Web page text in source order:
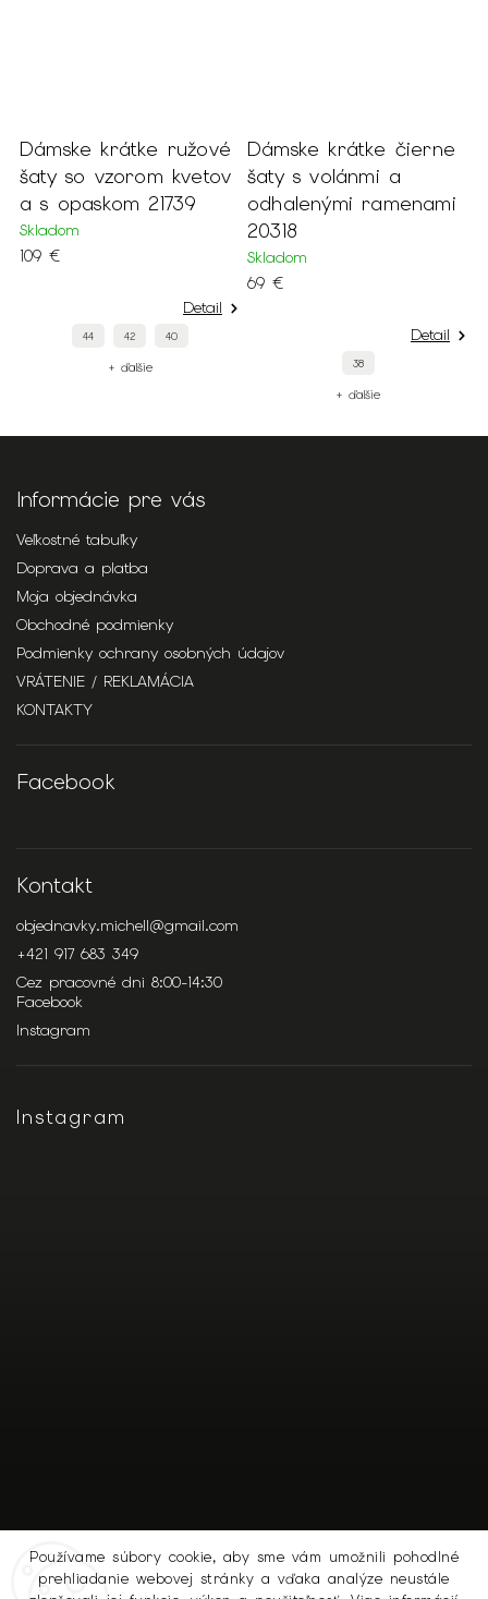
Používame súbory cookie, aby sme vám umožnili pohodlné
prehliadanie webovej stránky a vďaka analýze neustále
Dámske krátke ružové
šaty so vzorom kvetov
a s opaskom 21739
Skladom
109 €
Detail
44 42 40
+ ďalšie
Dámske krátke čierne
šaty s volánmi a
odhalenými ramenami
20318
Skladom
69 €
Detail
38
+ ďalšie
Informácie pre vás
Veľkostné tabuľky
Doprava a platba
Moja objednávka
Obchodné podmienky
Podmienky ochrany osobných údajov
VRÁTENIE / REKLAMÁCIA
KONTAKTY
Facebook
Kontakt
objednavky.michell@gmail.com
+421 917 683 349
Cez pracovné dni 8:00-14:30
Facebook
Instagram
Instagram